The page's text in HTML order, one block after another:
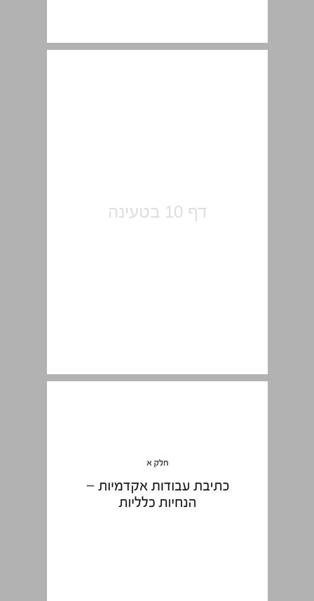
חלק א: כתיבת עבודות אקדמיות - הנחיות כלליות ... 11